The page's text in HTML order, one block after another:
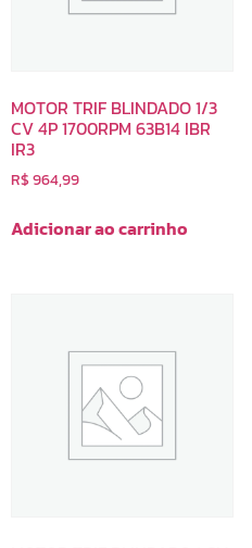
MOTOR TRIF BLINDADO 1/3
CV 4P 1700RPM 63B14 IBR
IR3
R$964,99
Adicionar ao carrinho